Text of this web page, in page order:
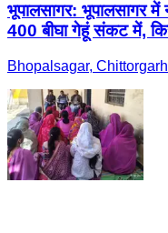
भूपालसागर: भूपालसागर में
400 बीघा गेहूं संकट में,
Bhopalsagar,